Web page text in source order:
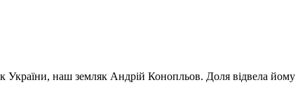
наш земляк Андрій Конопльов. Доля відвела